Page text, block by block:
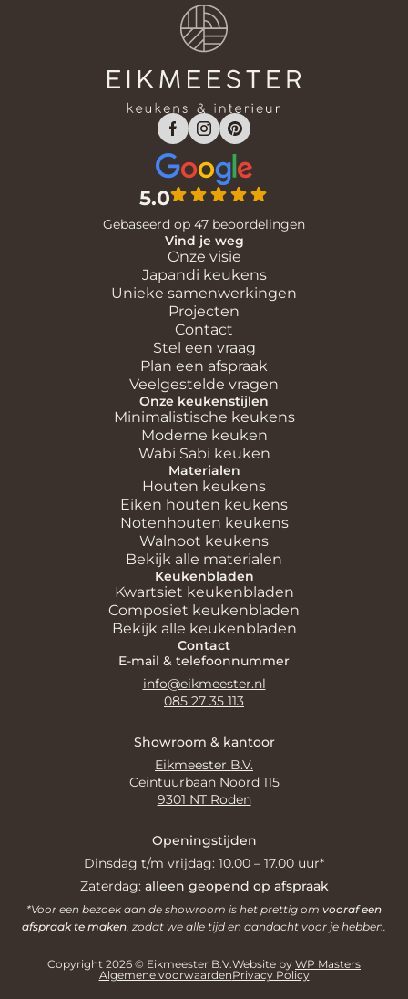
5.0
Gebaseerd op 47 beoordelingen
Vind je weg
Onze visie
Japandi keukens
Unieke samenwerkingen
Projecten
Contact
Stel een vraag
Plan een afspraak
Veelgestelde vragen
Onze keukenstijlen
Minimalistische keukens
Moderne keuken
Wabi Sabi keuken
Materialen
Houten keukens
Eiken houten keukens
Notenhouten keukens
Walnoot keukens
Bekijk alle materialen
Keukenbladen
Kwartsiet keukenbladen
Composiet keukenbladen
Bekijk alle keukenbladen
Contact
E-mail & telefoonnummer
info@eikmeester.nl
085 27 35 113
Showroom & kantoor
Eikmeester B.V.
Ceintuurbaan Noord 115
9301 NT Roden
Openingstijden
Dinsdag t/m vrijdag: 10.00 – 17.00 uur*
Zaterdag: alleen geopend op afspraak
*Voor een bezoek aan de showroom is het prettig om vooraf een
afspraak te maken , zodat we alle tijd en aandacht voor je hebben.
Copyright 2026 © Eikmeester B.V. Website by WP Masters
Algemene voorwaardenPrivacy Policy